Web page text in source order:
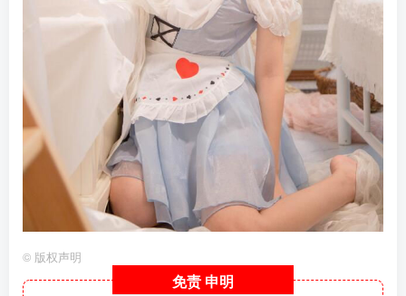
© 版权声明
免责 申明